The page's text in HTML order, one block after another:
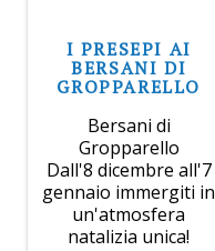
I PRESEPI AI
BERSANI DI
GROPPARELLO
Bersani di
Gropparello
Dall'8 dicembre all'7
gennaio immergiti in
un'atmosfera
natalizia unica!